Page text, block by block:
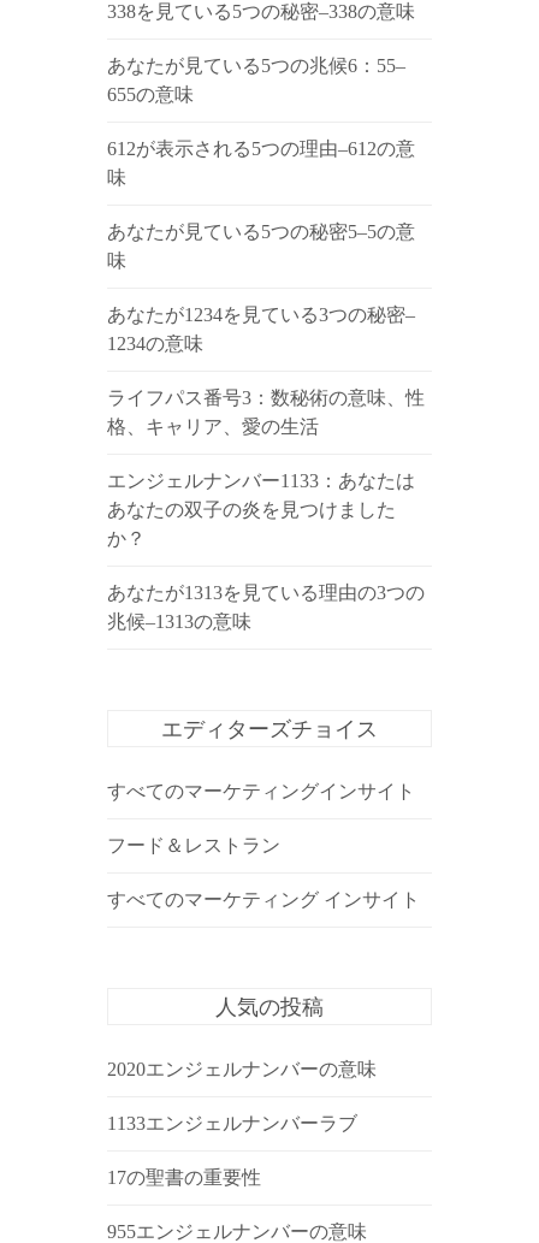
338を見ている5つの秘密–338の意味
あなたが見ている5つの兆候6：55–
655の意味
612が表示される5つの理由–612の意
味
あなたが見ている5つの秘密5–5の意
味
あなたが1234を見ている3つの秘密–
1234の意味
ライフパス番号3：数秘術の意味、性
格、キャリア、愛の生活
エンジェルナンバー1133：あなたは
あなたの双子の炎を見つけました
か？
あなたが1313を見ている理由の3つの
兆候–1313の意味
エディターズチョイス
すべてのマーケティングインサイト
フード＆レストラン
すべてのマーケティング インサイト
人気の投稿
2020エンジェルナンバーの意味
1133エンジェルナンバーラブ
17の聖書の重要性
955エンジェルナンバーの意味